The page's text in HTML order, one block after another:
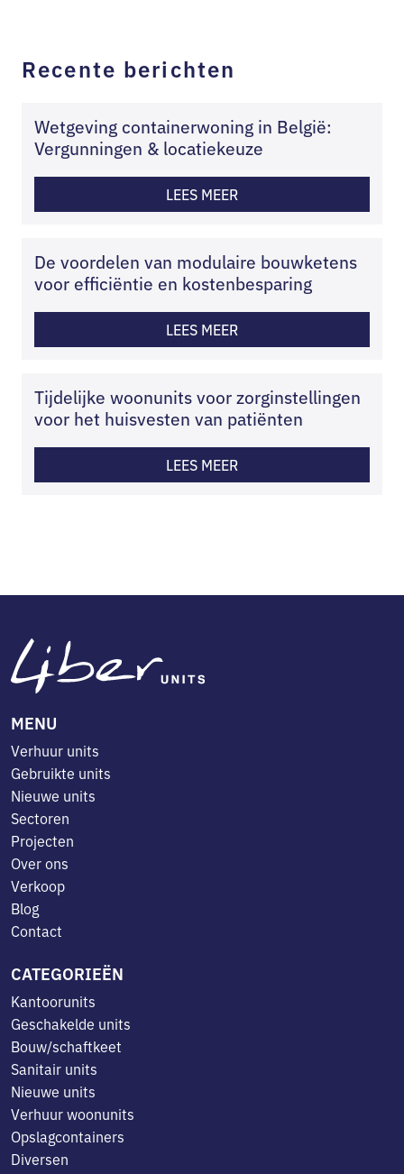
Recente berichten
Wetgeving containerwoning in België:
Vergunningen & locatiekeuze
LEES MEER
De voordelen van modulaire bouwketens
voor efficiëntie en kostenbesparing
LEES MEER
Tijdelijke woonunits voor zorginstellingen
voor het huisvesten van patiënten
LEES MEER
MENU
Verhuur units
Gebruikte units
Nieuwe units
Sectoren
Projecten
Over ons
Verkoop
Blog
Contact
CATEGORIEËN
Kantoorunits
Geschakelde units
Bouw/schaftkeet
Sanitair units
Nieuwe units
Verhuur woonunits
Opslagcontainers
Diversen